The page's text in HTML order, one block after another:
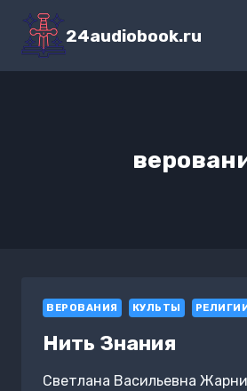
Перейти
содержимому
24audiobook.ru
ВЕРОВАНИЯ КУЛЬТЫ
Нить Знания
Светлана Васильевна